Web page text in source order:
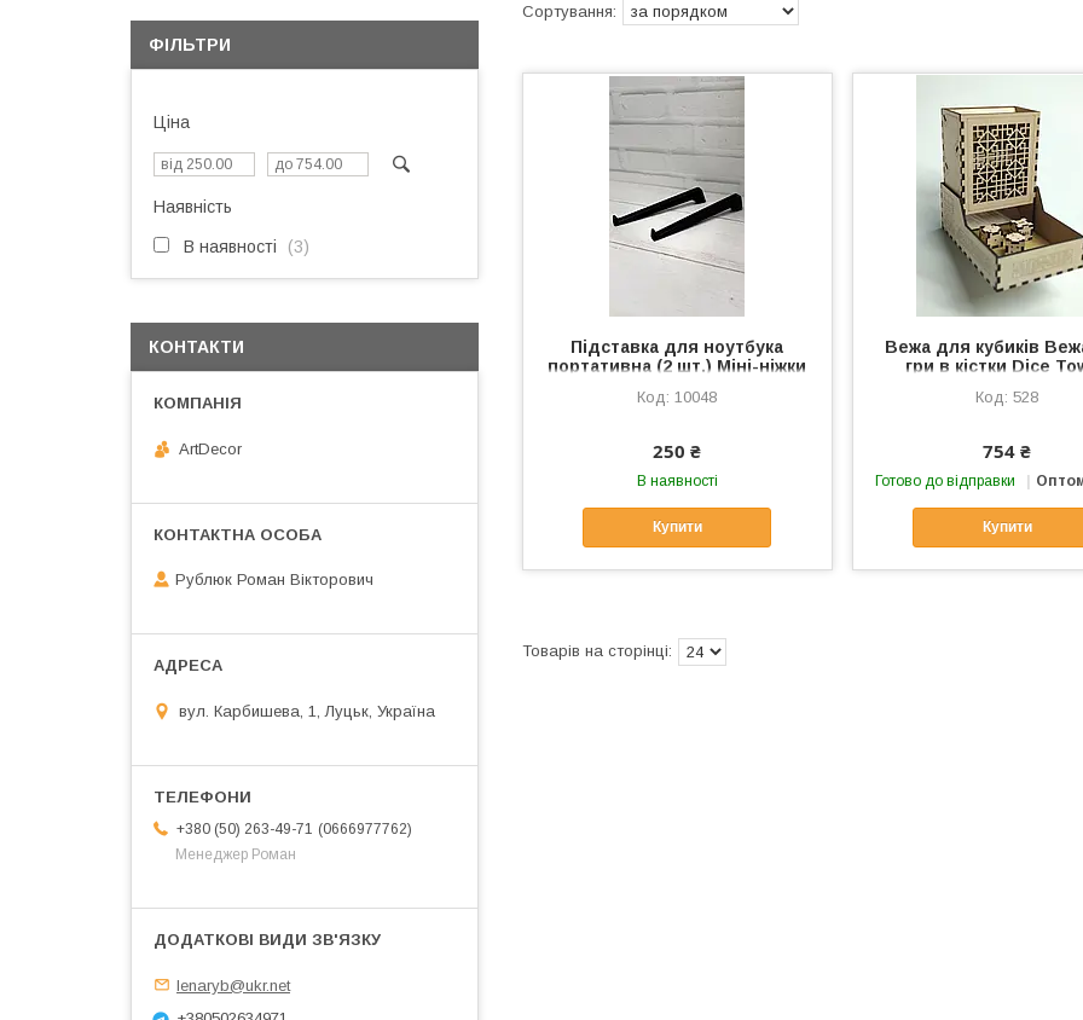
Підставка для ноутбука
портативна (2 шт.) Міні-ніжки
друку
10048
250 ₴
В наявності
Купити
Вежа для кубиків
гри в кістки Dice
дерева Магія гри 15
528
754 ₴
Готово до відправки Оптом
Купити
ФІЛЬТРИ
Ціна
Наявність
В наявності 3
КОНТАКТИ
ArtDecor
Рублюк Роман Вікторович
вул. Карбишева, 1, Луцьк, Україна
+380 (50) 263-49-71
0666977762
Менеджер Роман
lenaryb@ukr.net